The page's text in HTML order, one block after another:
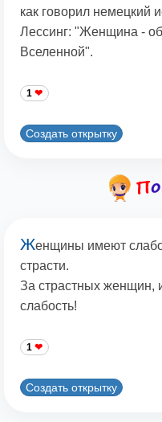
как говорил немецкий
Лессинг: "Женщина -
Вселенной".
1
Создать открытку
Женщины имеют
страсти.
За страстных женщин,
слабость!
1
Создать открытку